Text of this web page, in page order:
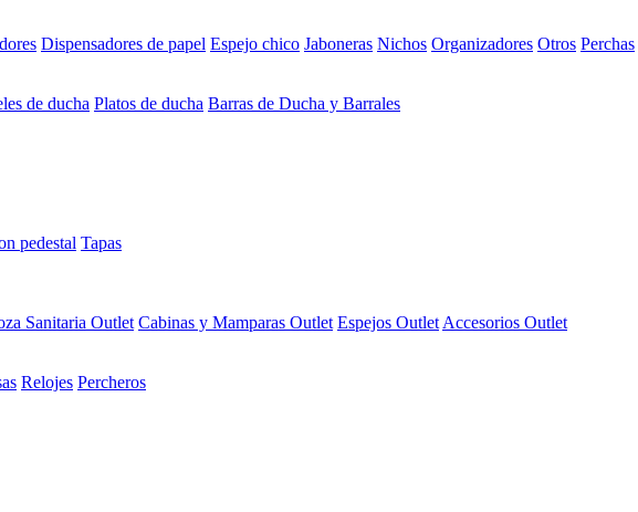
Dispensadores de papel Espejo chico Jaboneras Nichos Organizadores Otros Perchas
de ducha Platos de ducha Barras de Ducha y Barrales
pedestal Tapas
Sanitaria Outlet Cabinas y Mamparas Outlet Espejos Outlet Accesorios Outlet
Relojes Percheros